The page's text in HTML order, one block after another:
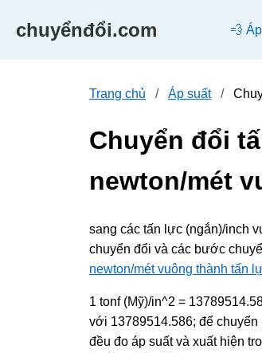
chuyểnđổi.com 💨
Trang chủ Áp suất
Chuyển đổi
newton/mét
sang các tấn lực (ngắn)/inch
chuyển đổi và các bước
newton/mét vuông thành tấn
1 tonf (Mỹ)/in^2 =
với 13789514.586; để
đều đo áp suất và xuất hiện